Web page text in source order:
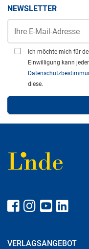
NEWSLETTER
Ich möchte mich für
Einwilligung kann
diese.
VERLAGSANGEBOT